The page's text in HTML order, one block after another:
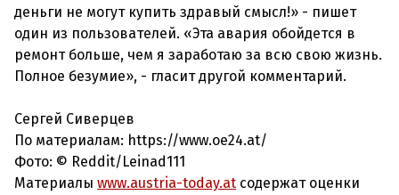
деньги не могут купить здравый смысл!» - пишет
один из пользователей. «Эта авария обойдется в
ремонт больше, чем я заработаю за всю свою жизнь.
Полное безумие», - гласит другой комментарий.
Сергей Сиверцев
По материалам: https://www.oe24.at/
Фото: © Reddit/Leinad111
Материалы www.austria-today.at содержат оценки